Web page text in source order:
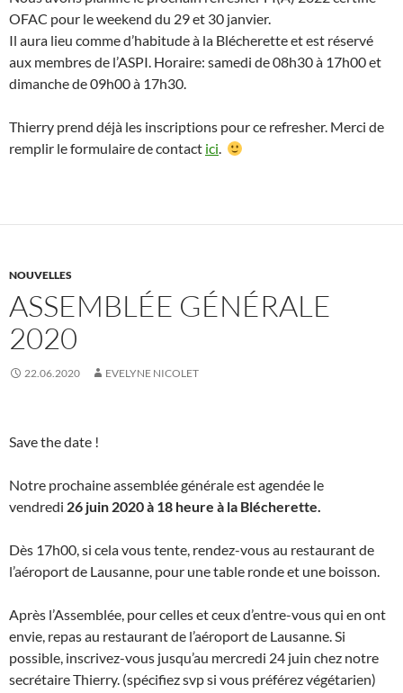
OFAC pour le weekend du 29 et 30 janvier.
Il aura lieu comme d’habitude à la Blécherette et est réservé
aux membres de l’ASPI. Horaire: samedi de 08h30 à 17h00 et
dimanche de 09h00 à 17h30.
Thierry prend déjà les inscriptions pour ce refresher. Merci de
remplir le formulaire de contact ici.
NOUVELLES
ASSEMBLÉE GÉNÉRALE
2020
22.06.2020 EVELYNE NICOLET
Save the date !
Notre prochaine assemblée générale est agendée le
vendredi 26 juin 2020 à 18 heure à la Blécherette.
Dès 17h00, si cela vous tente, rendez-vous au restaurant de
l’aéroport de Lausanne, pour une table ronde et une boisson.
Après l’Assemblée, pour celles et ceux d’entre-vous qui en ont
envie, repas au restaurant de l’aéroport de Lausanne. Si
possible, inscrivez-vous jusqu’au mercredi 24 juin chez notre
secrétaire Thierry. (spécifiez svp si vous préférez végétarien)